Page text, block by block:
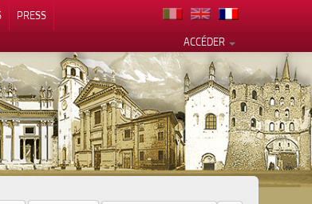
PRESS
ACCÉDER